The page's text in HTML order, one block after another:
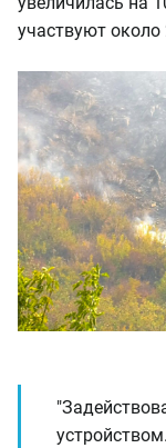
участвуют около